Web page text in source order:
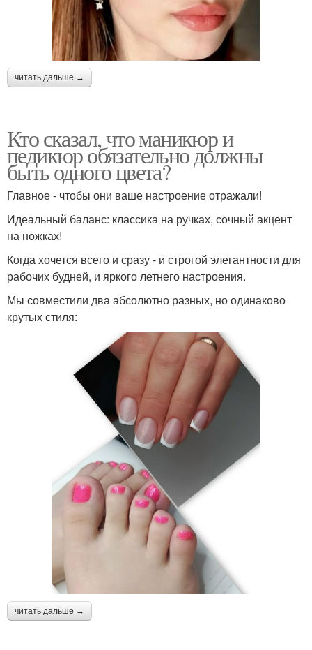
читать дальше →
Кто сказал, что маникюр и
педикюр обязательно должны
быть одного цвета?
Главное - чтобы они ваше настроение отражали!
Идеальный баланс: классика на ручках, сочный акцент
на ножках!
Когда хочется всего и сразу - и строгой элегантности для
рабочих будней, и яркого летнего настроения.
Мы совместили два абсолютно разных, но одинаково
крутых стиля:
читать дальше →